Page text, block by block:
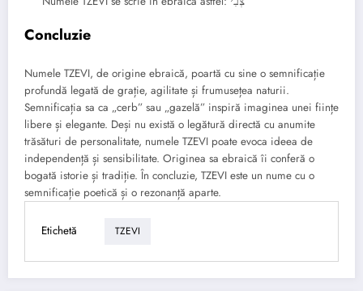
Concluzie
Numele TZEVI, de origine ebraică, poartă cu sine o semnificație
profundă legată de grație, agilitate și frumusețea naturii.
Semnificația sa ca „cerb” sau „gazelă” inspiră imaginea unei ființe
libere și elegante. Deși nu există o legătură directă cu anumite
trăsături de personalitate, numele TZEVI poate evoca ideea de
independență și sensibilitate. Originea sa ebraică îi conferă o
bogată istorie și tradiție. În concluzie, TZEVI este un nume cu o
semnificație poetică și o rezonanță aparte.
Etichetă TZEVI